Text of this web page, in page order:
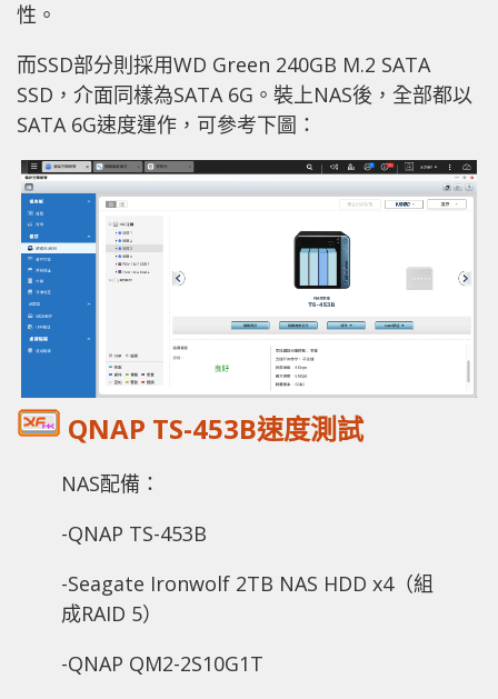
性。
而SSD部分則採用WD Green 240GB M.2 SATA
SSD，介面同樣為SATA 6G。裝上NAS後，全部都以
SATA 6G速度運作，可參考下圖：
QNAP TS-453B速度測試
NAS配備：
-QNAP TS-453B
-Seagate Ironwolf 2TB NAS HDD x4（組
成RAID 5）
-QNAP QM2-2S10G1T